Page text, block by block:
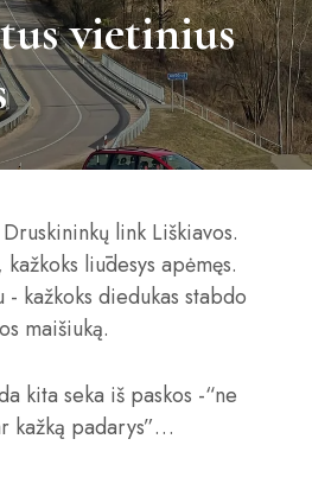
vietinius
link Liškiavos.
liūdesys apėmęs.
kažkoks diedukas stabdo
maišiuką.
kita seka iš paskos -“ne
kažką padarys”…